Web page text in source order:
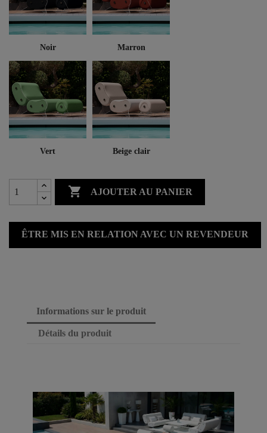
Noir Marron
Vert Beige clair
 AJOUTER AU PANIER
ÊTRE MIS EN RELATION AVEC UN REVENDEUR
Informations sur le produit
Détails du produit